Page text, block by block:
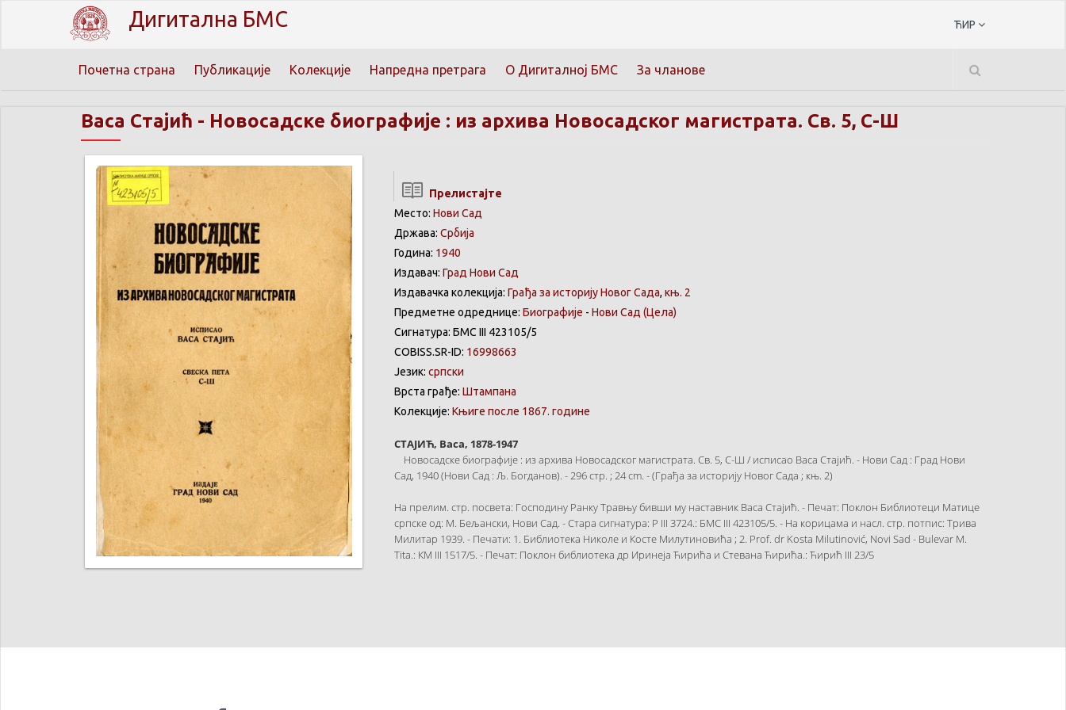
Дигитална БМС ЋИР
Почетна страна Публикације Колекције Напредна претрага О Дигиталној БМС За чланове
Васа Стајић - Новосадске биографије : из архива Новосадског магистрата. Св. 5, С-Ш
Прелистајте
Место: Нови Сад
Држава: Србија
Година: 1940
Издавач: Град Нови Сад
Издавачка колекција: Грађа за историју Новог Сада, књ. 2
Предметне одреднице: Биографије - Нови Сад (Цела)
Сигнатура: БМС III 423105/5
COBISS.SR-ID: 16998663
Језик: српски
Врста грађе: Штампана
Колекције: Књиге после 1867. године
СТАЈИЋ, Васа, 1878-1947
Новосадске биографије : из архива Новосадског магистрата. Св. 5, С-Ш / исписао Васа Стајић. - Нови Сад : Град Нови
Сад, 1940 (Нови Сад : Љ. Богданов). - 296 стр. ; 24 cm. - (Грађа за историју Новог Сада ; књ. 2)
На прелим. стр. посвета: Господину Ранку Травњу бивши му наставник Васа Стајић. - Печат: Поклон Библиотеци Матице
српске од: М. Бељански, Нови Сад. - Стара сигнатура: Р III 3724.: БМС III 423105/5. - На корицама и насл. стр. потпис: Трива
Милитар 1939. - Печати: 1. Библиотека Николе и Косте Милутиновића ; 2. Prof. dr Kosta Milutinović, Novi Sad - Bulevar M.
Tita.: КМ III 1517/5. - Печат: Поклон библиотека др Иринеја Ћирића и Стевана Ћирића.: Ћирић III 23/5